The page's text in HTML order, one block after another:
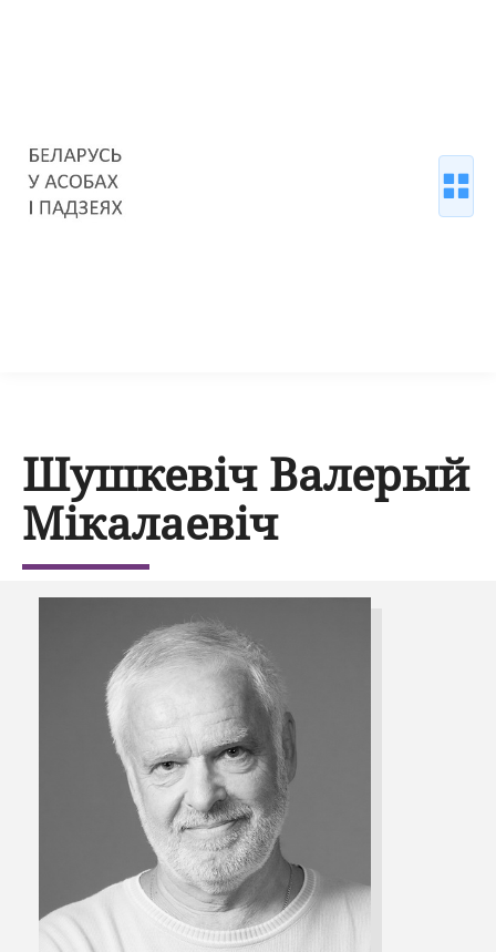
Шушкевіч Валерый
Мікалаевіч